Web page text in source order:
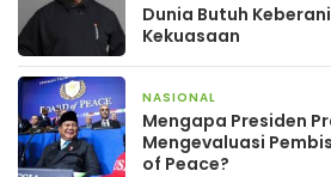
Dunia Butuh
Kekuasaan
NASIONAL
Mengapa Presiden
Mengevaluasi
of Peace?